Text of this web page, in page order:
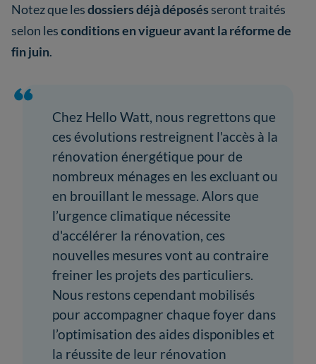
Notez que lesdossiers déjà déposés seront traités
selon lesconditions en vigueur avant la réforme de
fin juin.
Chez Hello Watt, nous regrettons que
ces évolutions restreignent l'accès à la
rénovation énergétique pour de
nombreux ménages en les excluant ou
en brouillant le message. Alors que
l’urgence climatique nécessite
d'accélérer la rénovation, ces
nouvelles mesures vont au contraire
freiner les projets des particuliers.
Nous restons cependant mobilisés
pour accompagner chaque foyer dans
l’optimisation des aides disponibles et
la réussite de leur rénovation